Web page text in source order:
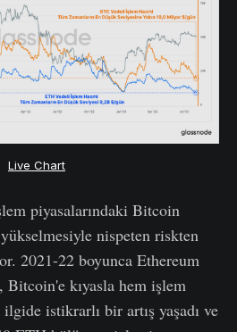
Live Chart
piyasalarındaki Bitcoin
nispeten riskten
2021-22 boyunca Ethereum
Bitcoin'e kıyasla hem işlem
istikrarlı bir artış yaşadı ve